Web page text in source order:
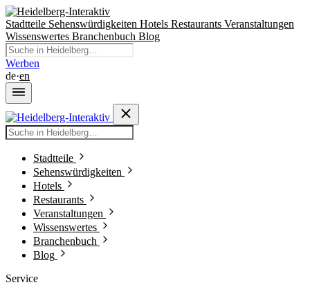
Stadtteile Sehenswürdigkeiten Hotels Restaurants Veranstaltungen
Wissenswertes Branchenbuch Blog
Werben
de·en
Stadtteile
Sehenswürdigkeiten
Hotels
Restaurants
Veranstaltungen
Wissenswertes
Branchenbuch
Blog
Service